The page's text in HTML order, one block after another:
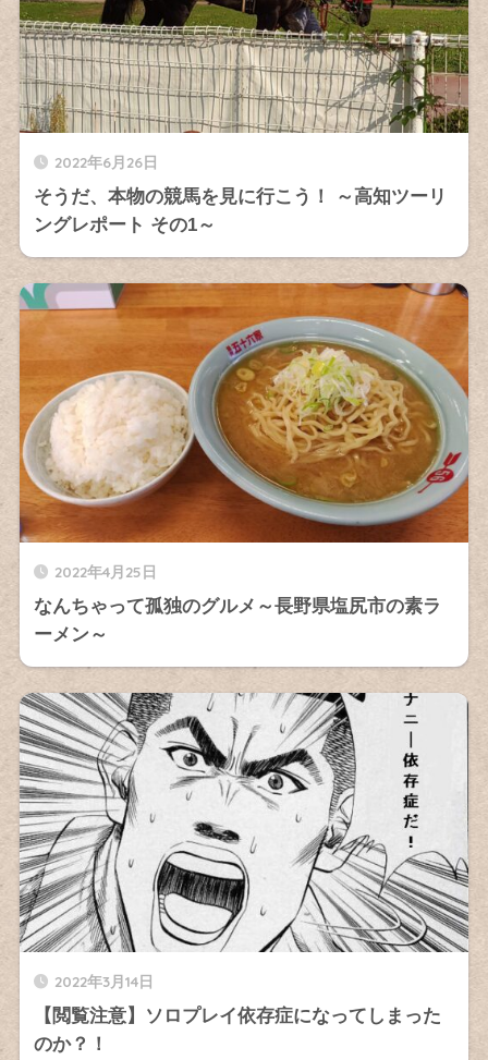
2022年6月26日
そうだ、本物の競馬を見に行こう！ ～高知ツーリ
ングレポート その1～
2022年4月25日
なんちゃって孤独のグルメ～長野県塩尻市の素ラ
ーメン～
2022年3月14日
【閲覧注意】ソロプレイ依存症になってしまった
のか？！